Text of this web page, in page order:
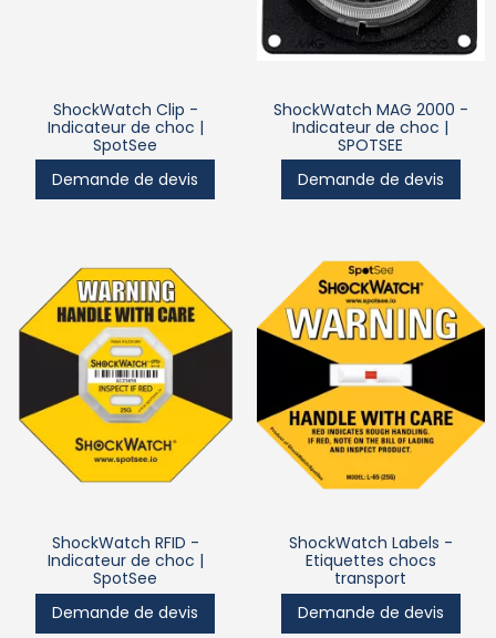
ShockWatch Clip -
Indicateur de choc |
SpotSee
Demande de devis
ShockWatch MAG 2000 -
Indicateur de choc |
SPOTSEE
Demande de devis
ShockWatch RFID -
Indicateur de choc |
SpotSee
Demande de devis
ShockWatch Labels -
Etiquettes chocs
transport
Demande de devis